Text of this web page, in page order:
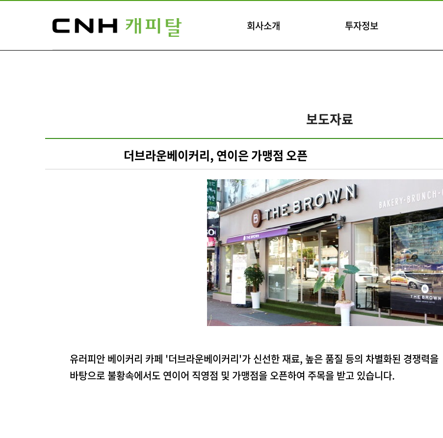
회사소개 투자정보
보도자료
더브라운베이커리, 연이은 가맹점 오픈
유러피안 베이커리 카페 '더브라운베이커리'가 신선한 재료, 높은 품질 등의 차별화된 경쟁력을
바탕으로 불황속에서도 연이어 직영점 및 가맹점을 오픈하여 주목을 받고 있습니다.